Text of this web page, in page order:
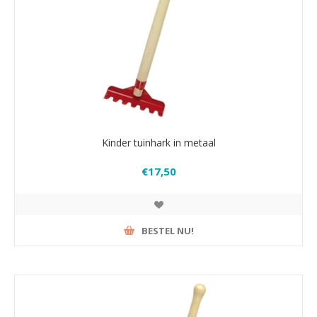
Kinder tuinhark in metaal
€17,50
BESTEL NU!